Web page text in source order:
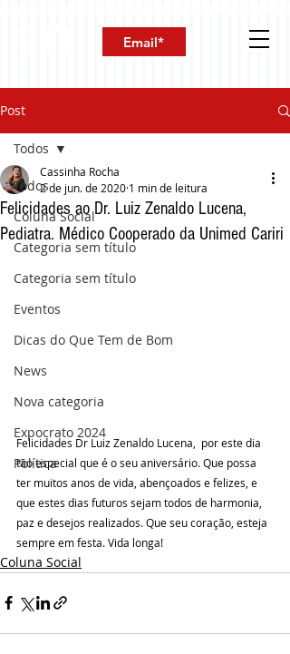
Post
Todos
Coluna Social
Categoria sem título
Categoria sem título
Eventos
Dicas do Que Tem de Bom
News
Nova categoria
Expocrato 2024
Política
Todos
Felicidades ao Dr. Luiz Zenaldo Lucena,
Pediatra. Médico Cooperado da Unimed Cariri
Cassinha Rocha
2 de jun. de 2020 1 min de leitura
Felicidades Dr Luiz Zenaldo Lucena,  por este dia
tão especial que é o seu aniversário. Que possa
ter muitos anos de vida, abençoados e felizes, e
que estes dias futuros sejam todos de harmonia,
paz e desejos realizados. Que seu coração, esteja
sempre em festa. Vida longa!
Coluna Social